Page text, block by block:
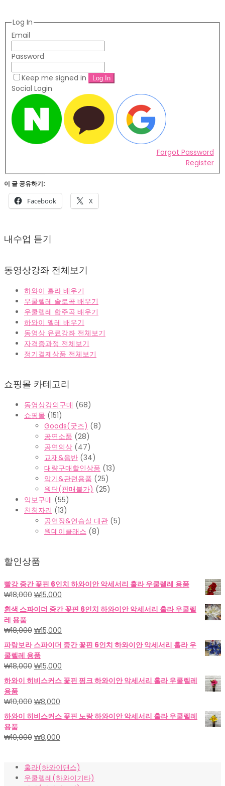
Log In
Email
Password
Keep me signed in
Social Login
Forgot Password
Register
이 글 공유하기:
Facebook X
02-
내수업 듣기
동영상강좌 전체보기
하와이 훌라 배우기
우쿨렐레 솔로곡 배우기
우쿨렐레 합주곡 배우기
하와이 멜레 배우기
동영상 유료강좌 전체보기
자격증과정 전체보기
정기결제상품 전체보기
쇼핑몰 카테고리
동영상강의구매 (68)
쇼핑몰 (151)
Goods(굿즈) (8)
공연소품 (28)
공연의상 (47)
교재&음반 (34)
대량구매할인상품 (13)
악기&관련용품 (25)
원단(판매불가) (25)
악보구매 (55)
천칭자리 (13)
공연장&연습실 대관 (5)
원데이클래스 (8)
할인상품
빨강 중간 꽃핀 6인치 하와이안 악세서리 훌라 우쿨렐레 용품
₩18,000 원
래
가
격:
₩18,000.
₩15,000
재
가
₩15,000.
흰색 스파이더 중간 꽃핀 6인치 하와이안 악세서리 훌라 우쿨렐
레 용품
₩18,000 원
래
가
격:
₩18,000.
₩15,000
재
가
₩15,000.
파랑보라 스파이더 중간 꽃핀 6인치 하와이안 악세서리 훌라 우
쿨렐레 용품
₩18,000 원
래
가
격:
₩18,000.
₩15,000
재
가
하와이 히비스커스 꽃핀 핑크 하와이안 악세서리 훌라 우쿨렐레
용품
₩10,000 원
래
가
격:
₩10,000.
₩8,000
재
가
₩8,000.
하와이 히비스커스 꽃핀 노랑 하와이안 악세서리 훌라 우쿨렐레
용품
₩10,000 원
격:
₩10,000.
₩8,000
격:
₩8,000.
훌라(하와이댄스)
우쿨렐레(하와이기타)